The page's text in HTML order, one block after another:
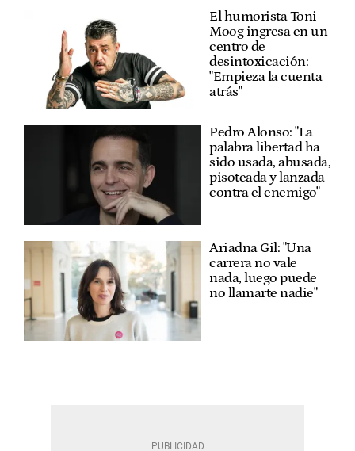
El humorista Toni
Moog ingresa en un
centro de
desintoxicación:
"Empieza la cuenta
atrás"
Pedro Alonso: "La
palabra libertad ha
sido usada, abusada,
pisoteada y lanzada
contra el enemigo"
Ariadna Gil: "Una
carrera no vale
nada, luego puede
no llamarte nadie"